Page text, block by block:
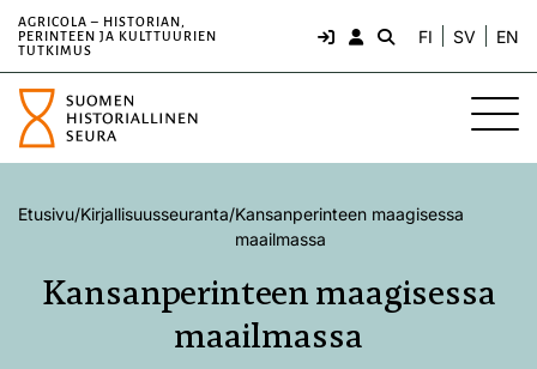
AGRICOLA – HISTORIAN,
PERINTEEN JA KULTTUURIEN
TUTKIMUS
FI SV EN
Etusivu/Kirjallisuusseuranta/Kansanperinteen maagisessa
maailmassa
Kansanperinteen maagisessa
maailmassa